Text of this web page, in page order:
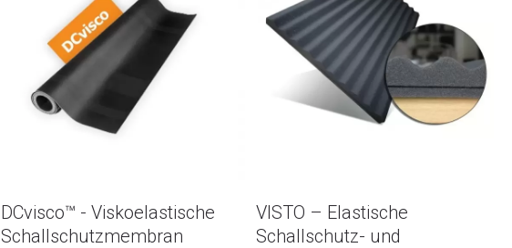
DCvisco™ - Viskoelastische
Schallschutzmembran
VISTO – Elastische
Schallschutz- und